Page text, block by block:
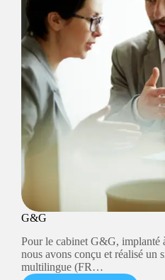
G&G
Pour le cabinet G&G, implanté
nous avons conçu et réalisé un
multilingue (FR…